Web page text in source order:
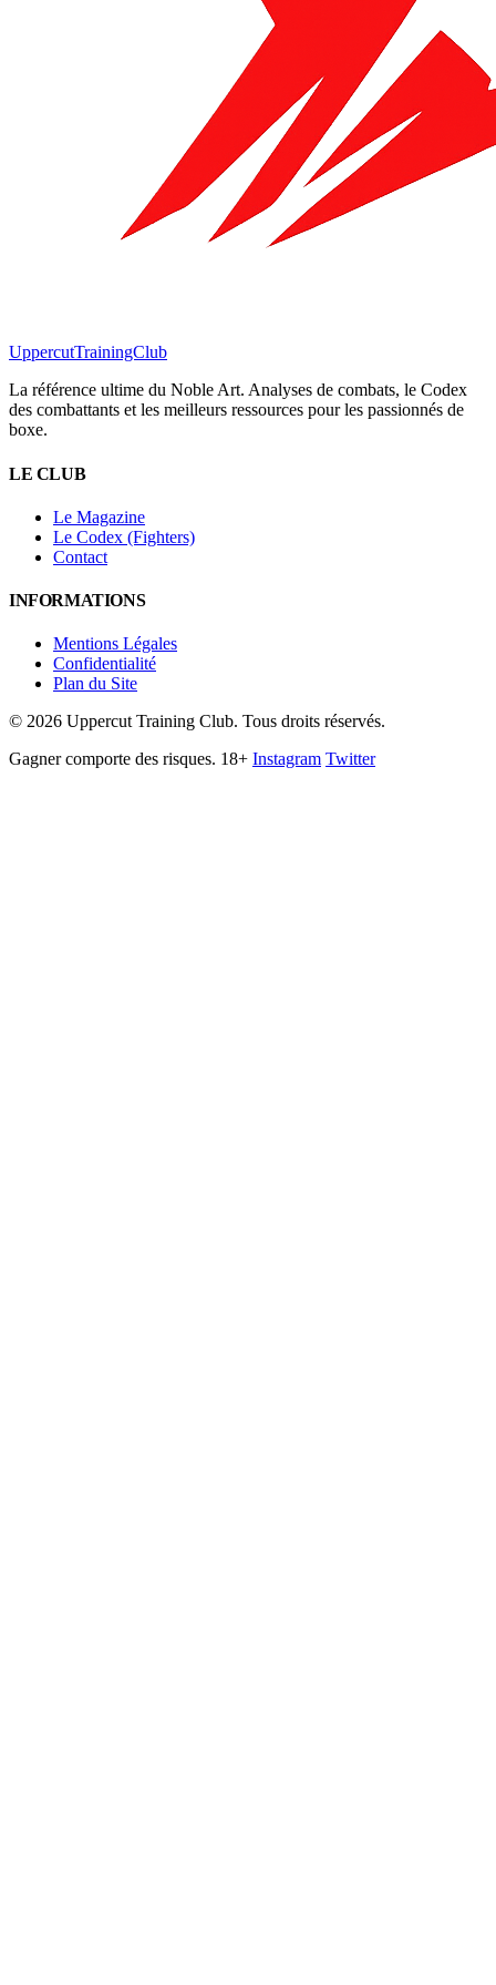
UppercutTrainingClub
La référence ultime du Noble Art. Analyses de combats, le Codex
des combattants et les meilleurs ressources pour les passionnés de
boxe.
LE CLUB
Le Magazine
Le Codex (Fighters)
Contact
INFORMATIONS
Mentions Légales
Confidentialité
Plan du Site
© 2026 Uppercut Training Club. Tous droits réservés.
Gagner comporte des risques. 18+ Instagram Twitter